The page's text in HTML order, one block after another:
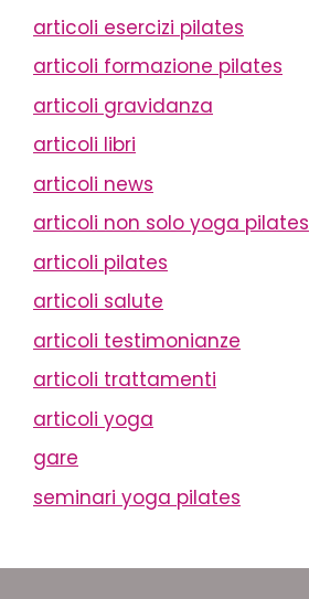
articoli esercizi pilates
articoli formazione pilates
articoli gravidanza
articoli libri
articoli news
articoli non solo yoga pilates
articoli pilates
articoli salute
articoli testimonianze
articoli trattamenti
articoli yoga
gare
seminari yoga pilates